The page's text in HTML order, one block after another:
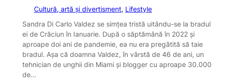
Cultură, artă și divertisment, Lifestyle
Sandra Di Carlo Valdez se simțea tristă uitându-se la bradul
ei de Crăciun în Ianuarie. După o săptămână în 2022 și
aproape doi ani de pandemie, ea nu era pregătită să taie
bradul. Așa că doamna Valdez, în vârstă de 46 de ani, un
tehnician de unghii din Miami și blogger cu aproape 30.000
de…